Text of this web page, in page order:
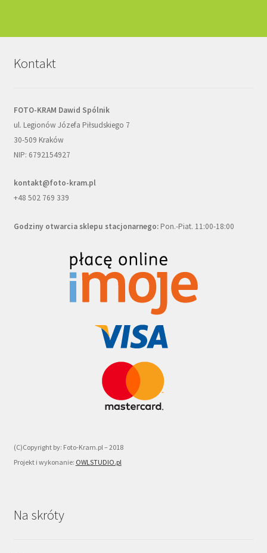
Kontakt
FOTO-KRAM Dawid Spólnik
ul. Legionów Józefa Piłsudskiego 7
30-509 Kraków
NIP: 6792154927
kontakt@foto-kram.pl
+48 502 769 339
Godziny otwarcia sklepu stacjonarnego:Pon.-Piat. 11:00-18:00
(C)Copyright by: Foto-Kram.pl – 2018
Projekt i wykonanie: OWLSTUDIO.pl
Na skróty